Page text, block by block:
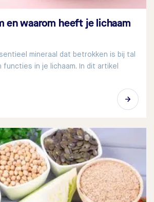
en waarom heeft je lichaam
mineraal dat betrokken is bij tal
in je lichaam. In dit artikel